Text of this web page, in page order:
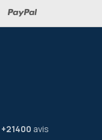
+21400 avis